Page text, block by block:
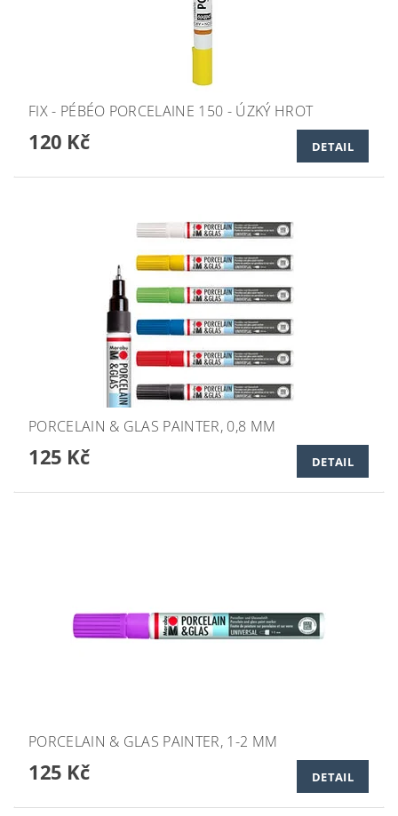
FIX - PÉBÉO PORCELAINE 150 - ÚZKÝ HROT
120 Kč DETAIL
PORCELAIN & GLAS PAINTER, 0,8 MM
125 Kč DETAIL
PORCELAIN & GLAS PAINTER, 1-2 MM
125 Kč DETAIL